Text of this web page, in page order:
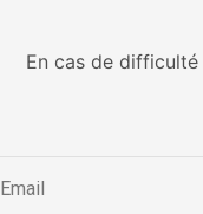
En cas de